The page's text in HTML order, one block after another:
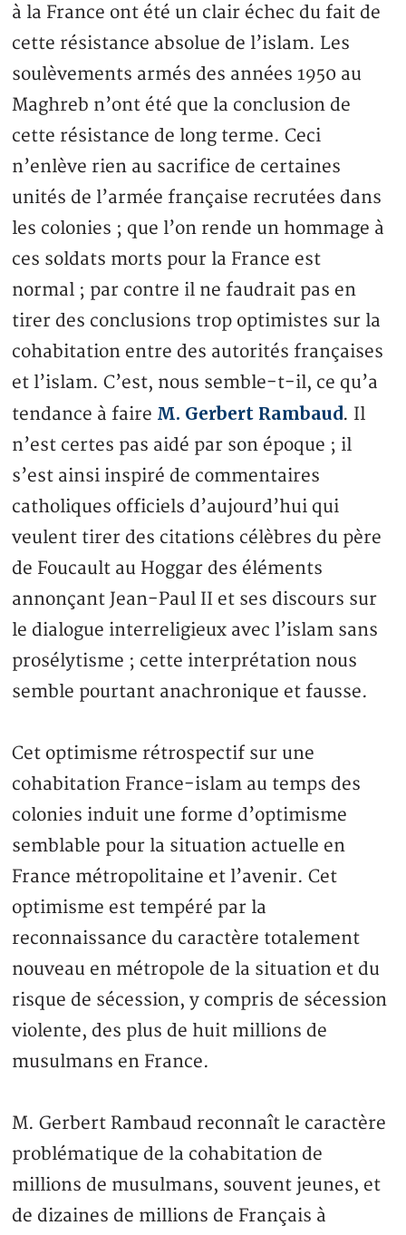
à la France ont été un clair échec du fait de
cette résistance absolue de l’islam. Les
soulèvements armés des années 1950 au
Maghreb n’ont été que la conclusion de
cette résistance de long terme. Ceci
n’enlève rien au sacrifice de certaines
unités de l’armée française recrutées dans
les colonies ; que l’on rende un hommage à
ces soldats morts pour la France est
normal ; par contre il ne faudrait pas en
tirer des conclusions trop optimistes sur la
cohabitation entre des autorités françaises
et l’islam. C’est, nous semble-t-il, ce qu’a
tendance à faire M. Gerbert Rambaud. Il
n’est certes pas aidé par son époque ; il
s’est ainsi inspiré de commentaires
catholiques officiels d’aujourd’hui qui
veulent tirer des citations célèbres du père
de Foucault au Hoggar des éléments
annonçant Jean-Paul II et ses discours sur
le dialogue interreligieux avec l’islam sans
prosélytisme ; cette interprétation nous
semble pourtant anachronique et fausse.
Cet optimisme rétrospectif sur une
cohabitation France-islam au temps des
colonies induit une forme d’optimisme
semblable pour la situation actuelle en
France métropolitaine et l’avenir. Cet
optimisme est tempéré par la
reconnaissance du caractère totalement
nouveau en métropole de la situation et du
risque de sécession, y compris de sécession
violente, des plus de huit millions de
musulmans en France.
M. Gerbert Rambaud reconnaît le caractère
problématique de la cohabitation de
millions de musulmans, souvent jeunes, et
de dizaines de millions de Français à